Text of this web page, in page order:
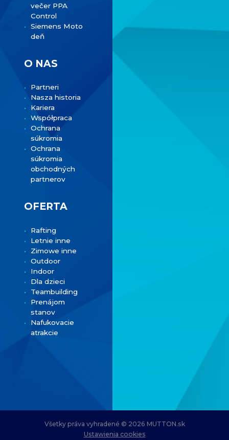
večer PPA
Control
Siemens Moto
deň
O NAS
Partneri
Nasza historia
Kariera
Współpraca
Ochrana
súkromia
Ochrana
súkromia
obchodných
partnerov
OFERTA
Rafting
Letnie inne
Zimowe inne
Outdoor
Indoor
Dla dzieci
Teambuilding
Prenájom
stanov
Nafukovacie
atrakcie
Všetky práva vyhradené © 2026 MUTTON.sk
Ustawienia cookies